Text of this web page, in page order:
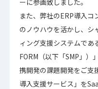
ーに参画致しました。
また、弊社のERP導入コ
のノウハウを活かし、シ
ィング支援システムであ
FORM（以下「SMP」）
携開発の課題開発をご支
導入支援サービス」を